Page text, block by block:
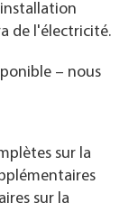
de l'électricité.
– nous
sur la
sur la